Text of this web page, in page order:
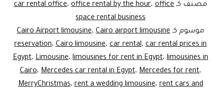
مصنف كـ
car rental office، office rental by the hour، office
space rental business
موسوم كـ
Cairo Airport limousine، Cairo airport limousine
reservation، Cairo limousine، car rental، car rental prices in
Egypt، Limousine، limousines for rent in Egypt، limousines in
Cairo، Mercedes car rental in Egypt، Mercedes for rent،
MerryChristmas،rent a wedding limousine،rent cars and